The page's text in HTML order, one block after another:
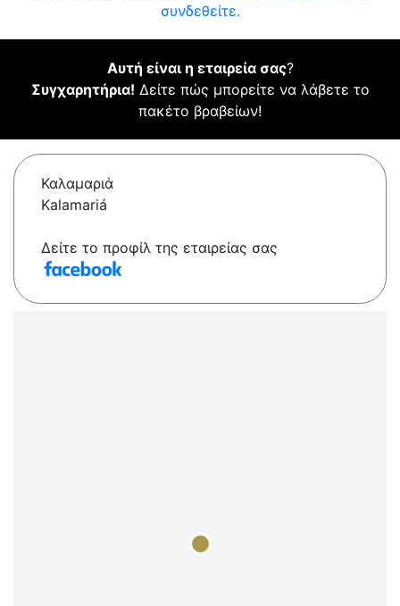
συνδεθείτε.
Αυτή είναι η εταιρεία σας?
Συγχαρητήρια! Δείτε πώς μπορείτε να λάβετε το
πακέτο βραβείων!
Καλαμαριά
Kalamariá
Δείτε το προφίλ της εταιρείας σας